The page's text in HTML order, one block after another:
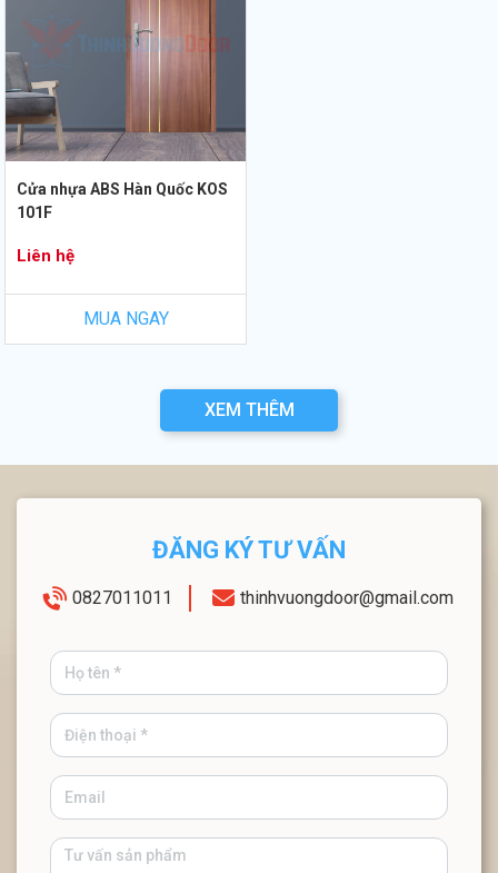
Cửa nhựa ABS Hàn Quốc KOS
101F
Liên hệ
MUA NGAY
XEM THÊM
ĐĂNG KÝ TƯ VẤN
0827011011 thinhvuongdoor@gmail.com